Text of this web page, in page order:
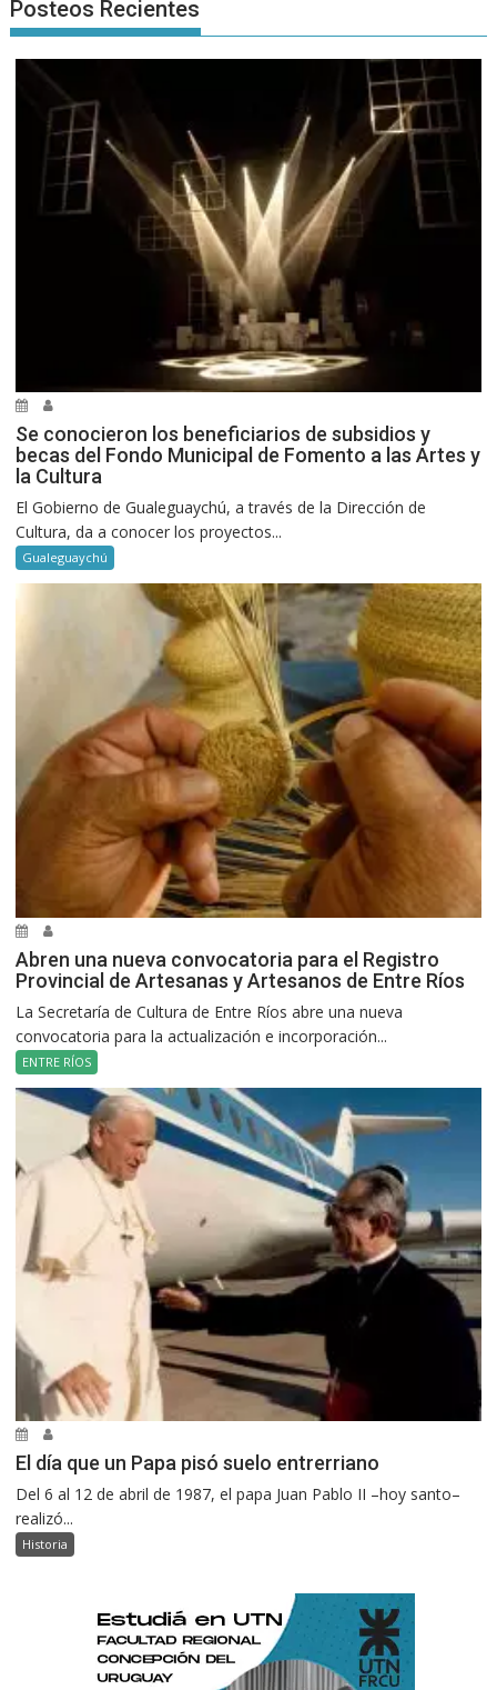
Posteos Recientes
Se conocieron los beneficiarios de subsidios y
becas del Fondo Municipal de Fomento a las Artes y
la Cultura
El Gobierno de Gualeguaychú, a través de la Dirección de
Cultura, da a conocer los proyectos...
Gualeguaychú
Abren una nueva convocatoria para el Registro
Provincial de Artesanas y Artesanos de Entre Ríos
La Secretaría de Cultura de Entre Ríos abre una nueva
convocatoria para la actualización e incorporación...
ENTRE RÍOS
El día que un Papa pisó suelo entrerriano
Del 6 al 12 de abril de 1987, el papa Juan Pablo II –hoy santo–
realizó...
Historia